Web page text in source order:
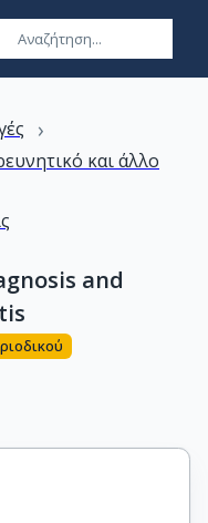
›
και άλλο
and